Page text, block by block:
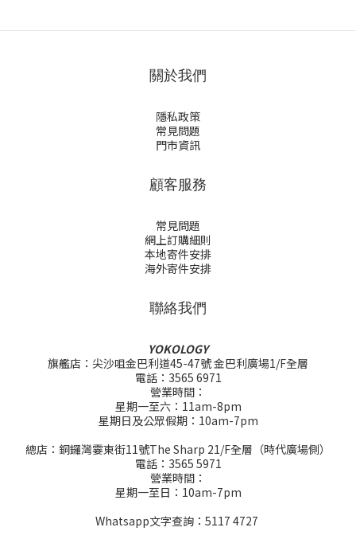
關於我們
隱私政策
常見問題
門市資訊
顧客服務
常見問題
網上訂購細則
本地寄件安排
海外寄件安排
聯絡我們
YOKOLOGY
旗艦店：尖沙咀金巴利道45-47號 金巴利廣場1/F全層
電話：3565 6971
營業時間：
星期一至六：11am-8pm
星期日及公眾假期：10am-7pm
總店：銅鑼灣霎東街11號The Sharp 21/F全層（時代廣場側）
電話：3565 5971
營業時間：
星期一至日：10am-7pm
Whatsapp文字查詢：5117 4727